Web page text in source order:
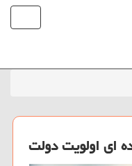
ای اولویت دولت